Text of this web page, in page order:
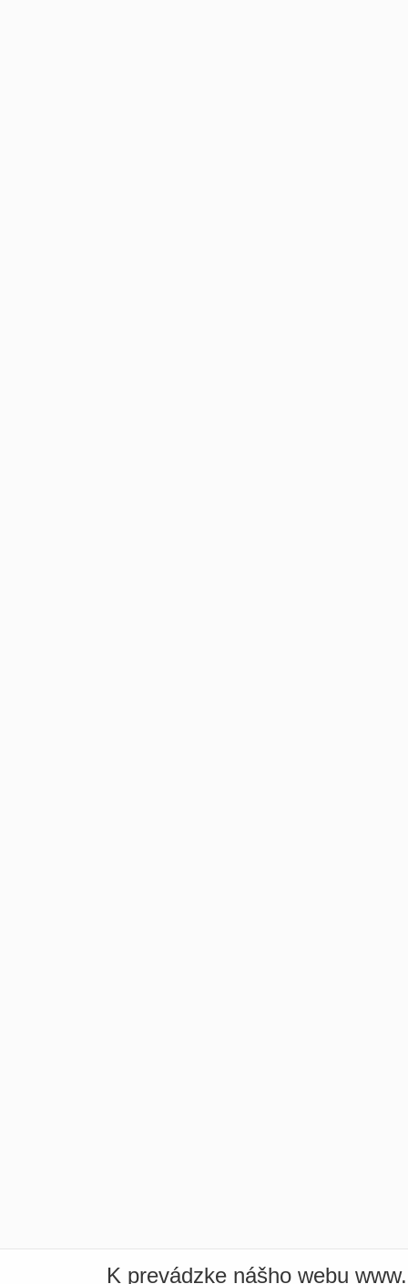
K prevádzke nášho webu